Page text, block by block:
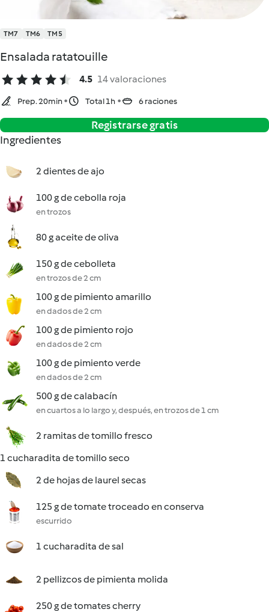
TM7 TM6 TM5
Ensalada ratatouille
4.5 14 valoraciones
Prep. 20min Total 1h 6 raciones
Registrarse gratis
Ingredientes
2 dientes de ajo
100 g de cebolla roja
en trozos
80 g aceite de oliva
150 g de cebolleta
en trozos de 2 cm
100 g de pimiento amarillo
en dados de 2 cm
100 g de pimiento rojo
en dados de 2 cm
100 g de pimiento verde
en dados de 2 cm
500 g de calabacín
en cuartos a lo largo y, después, en trozos de 1 cm
2 ramitas de tomillo fresco
1 cucharadita de tomillo seco
2 de hojas de laurel secas
125 g de tomate troceado en conserva
escurrido
1 cucharadita de sal
2 pellizcos de pimienta molida
250 g de tomates cherry